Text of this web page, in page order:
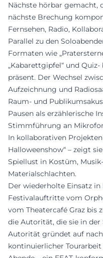
Nächste hörbar gemacht,
nächste Brechung
Fernsehen, Radio,
Parallel zu den
Formaten wie
„Kabarettgipfel“ und
präsent. Der Wechsel
Aufzeichnung und
Raum- und
Pausen als erzählerische
Stimmführung an
In kollaborativen Projekten
Halloweenshow“ – zeigt
Spiellust in Kostüm,
Materialschlachten.
Der wiederholte Einsatz
Festivalauftritte vom
vom Theatercafé Graz bis
die Autorität, die sie in der
Autorität gründet auf
kontinuierlicher